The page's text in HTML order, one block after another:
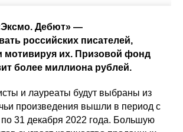
Дебют» —
российских писателей,
мотивируя их. Призовой фонд
более миллиона рублей.
и лауреаты будут выбраны из
произведения вышли в период с
31 декабря 2022 года. Большую